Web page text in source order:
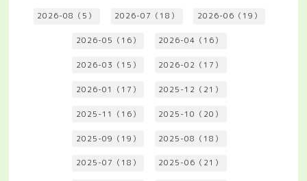
2026-08（5） 2026-07（18） 2026-06（19）
2026-05（16） 2026-04（16）
2026-03（15） 2026-02（17）
2026-01（17） 2025-12（21）
2025-11（16） 2025-10（20）
2025-09（19） 2025-08（18）
2025-07（18） 2025-06（21）